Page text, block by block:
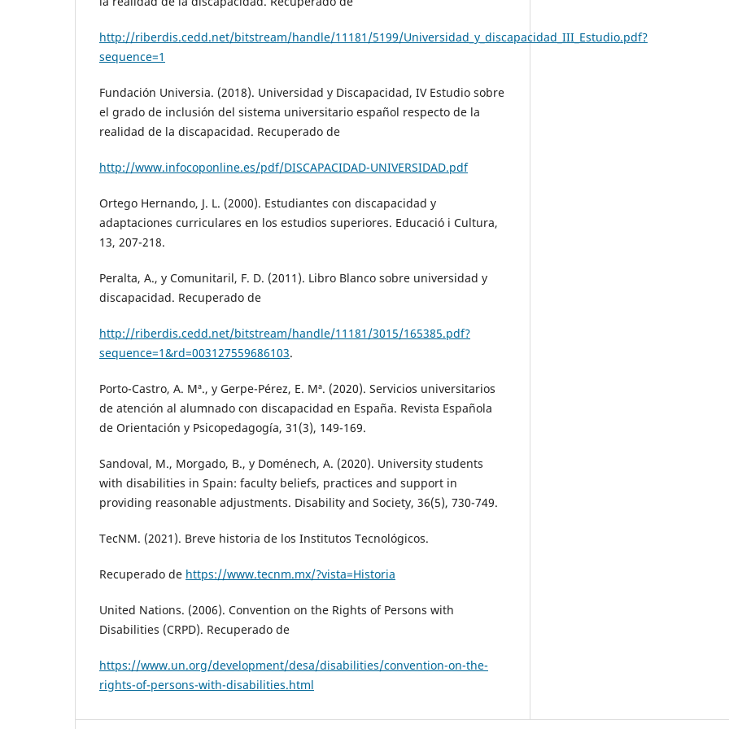
http://riberdis.cedd.net/bitstream/handle/11181/5199/Universidad_y_discapacidad_III_Estudio.pdf?
sequence=1
Fundación Universia. (2018). Universidad y Discapacidad, IV Estudio sobre
el grado de inclusión del sistema universitario español respecto de la
realidad de la discapacidad. Recuperado de
http://www.infocoponline.es/pdf/DISCAPACIDAD-UNIVERSIDAD.pdf
Ortego Hernando, J. L. (2000). Estudiantes con discapacidad y
adaptaciones curriculares en los estudios superiores. Educació i Cultura,
13, 207-218.
Peralta, A., y Comunitaril, F. D. (2011). Libro Blanco sobre universidad y
discapacidad. Recuperado de
http://riberdis.cedd.net/bitstream/handle/11181/3015/165385.pdf?
sequence=1&rd=003127559686103.
Porto-Castro, A. Mª., y Gerpe-Pérez, E. Mª. (2020). Servicios universitarios
de atención al alumnado con discapacidad en España. Revista Española
de Orientación y Psicopedagogía, 31(3), 149-169.
Sandoval, M., Morgado, B., y Doménech, A. (2020). University students
with disabilities in Spain: faculty beliefs, practices and support in
providing reasonable adjustments. Disability and Society, 36(5), 730-749.
TecNM. (2021). Breve historia de los Institutos Tecnológicos.
Recuperado de https://www.tecnm.mx/?vista=Historia
United Nations. (2006). Convention on the Rights of Persons with
Disabilities (CRPD). Recuperado de
https://www.un.org/development/desa/disabilities/convention-on-the-
rights-of-persons-with-disabilities.html